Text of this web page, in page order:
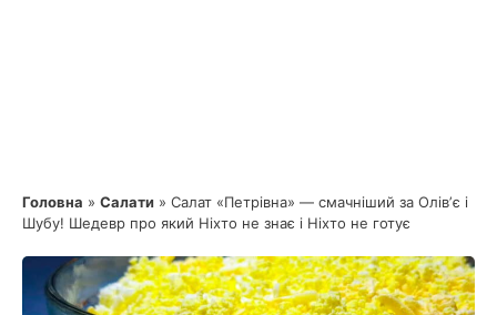
Головна » Салати » Салат «Петрівна» — смачніший за Олівʼє і
Шубу! Шедевр про який Ніхто не знає і Ніхто не готує